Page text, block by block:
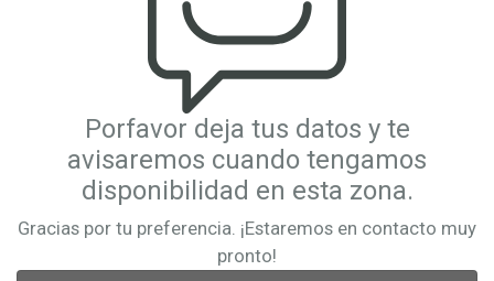
Porfavor deja tus datos y te
avisaremos cuando tengamos
disponibilidad en esta zona.
Gracias por tu preferencia. ¡Estaremos en contacto muy
pronto!